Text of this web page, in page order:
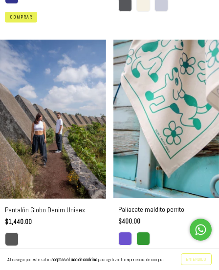
Al navegar por este sitioaceptas el uso de cookiespara agilizar tu experiencia de compra. ENTENDIDO
COMPRAR
Pantalón Globo Denim Unisex
$1,440.00
COMPRAR
Paliacate maldito perrito
$400.00
COMPRAR